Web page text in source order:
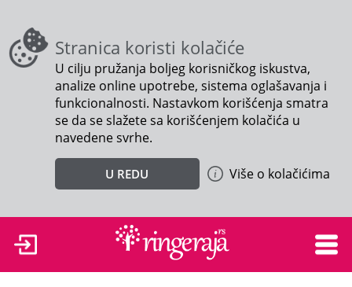
Stranica koristi kolačiće
U cilju pružanja boljeg korisničkog iskustva,
analize online upotrebe, sistema oglašavanja i
funkcionalnosti. Nastavkom korišćenja smatra
se da se slažete sa korišćenjem kolačića u
navedene svrhe.
U REDU Više o kolačićima